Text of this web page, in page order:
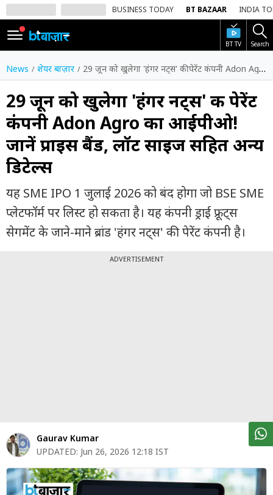
BUSINESS TODAY BT BAZAAR INDIA
BT TV Search
SIGN
IN
Dark
Mode
होम
शेयर
बाज़ार
वीडियो
ट्रेंडिंग
बिजनेस
शेयर
ट्रेंडिंग
News शेयर बाज़ार 29 जून को खुलेगा 'हंगर नट्स' की पेरेंट कंपनी Adon Agro का आईपीओ! जानें प्राइस बैंड, लॉट साइज सहित अन्य डिटेल्स
29 जून को खुलेगा 'हंगर नट्स' की पेरेंट
कंपनी Adon Agro का आईपीओ!
जानें प्राइस बैंड, लॉट साइज सहित अन्य
डिटेल्स
यह SME IPO 1 जुलाई 2026 को बंद होगा जो BSE SME
प्लेटफॉर्म पर लिस्ट हो सकता है। यह कंपनी ड्राई फ्रूट्स
सेगमेंट के जाने-माने ब्रांड 'हंगर नट्स' की पेरेंट कंपनी है।
ADVERTISEMENT
Gaurav Kumar
UPDATED: Jun 26, 2026 12:18 IST